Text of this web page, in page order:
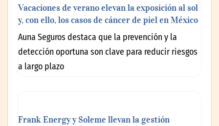
Vacaciones de verano elevan la exposición al sol
y, con ello, los casos de cáncer de piel en México
Auna Seguros destaca que la prevención y la
detección oportuna son clave para reducir riesgos
a largo plazo
Frank Energy y Soleme llevan la gestión